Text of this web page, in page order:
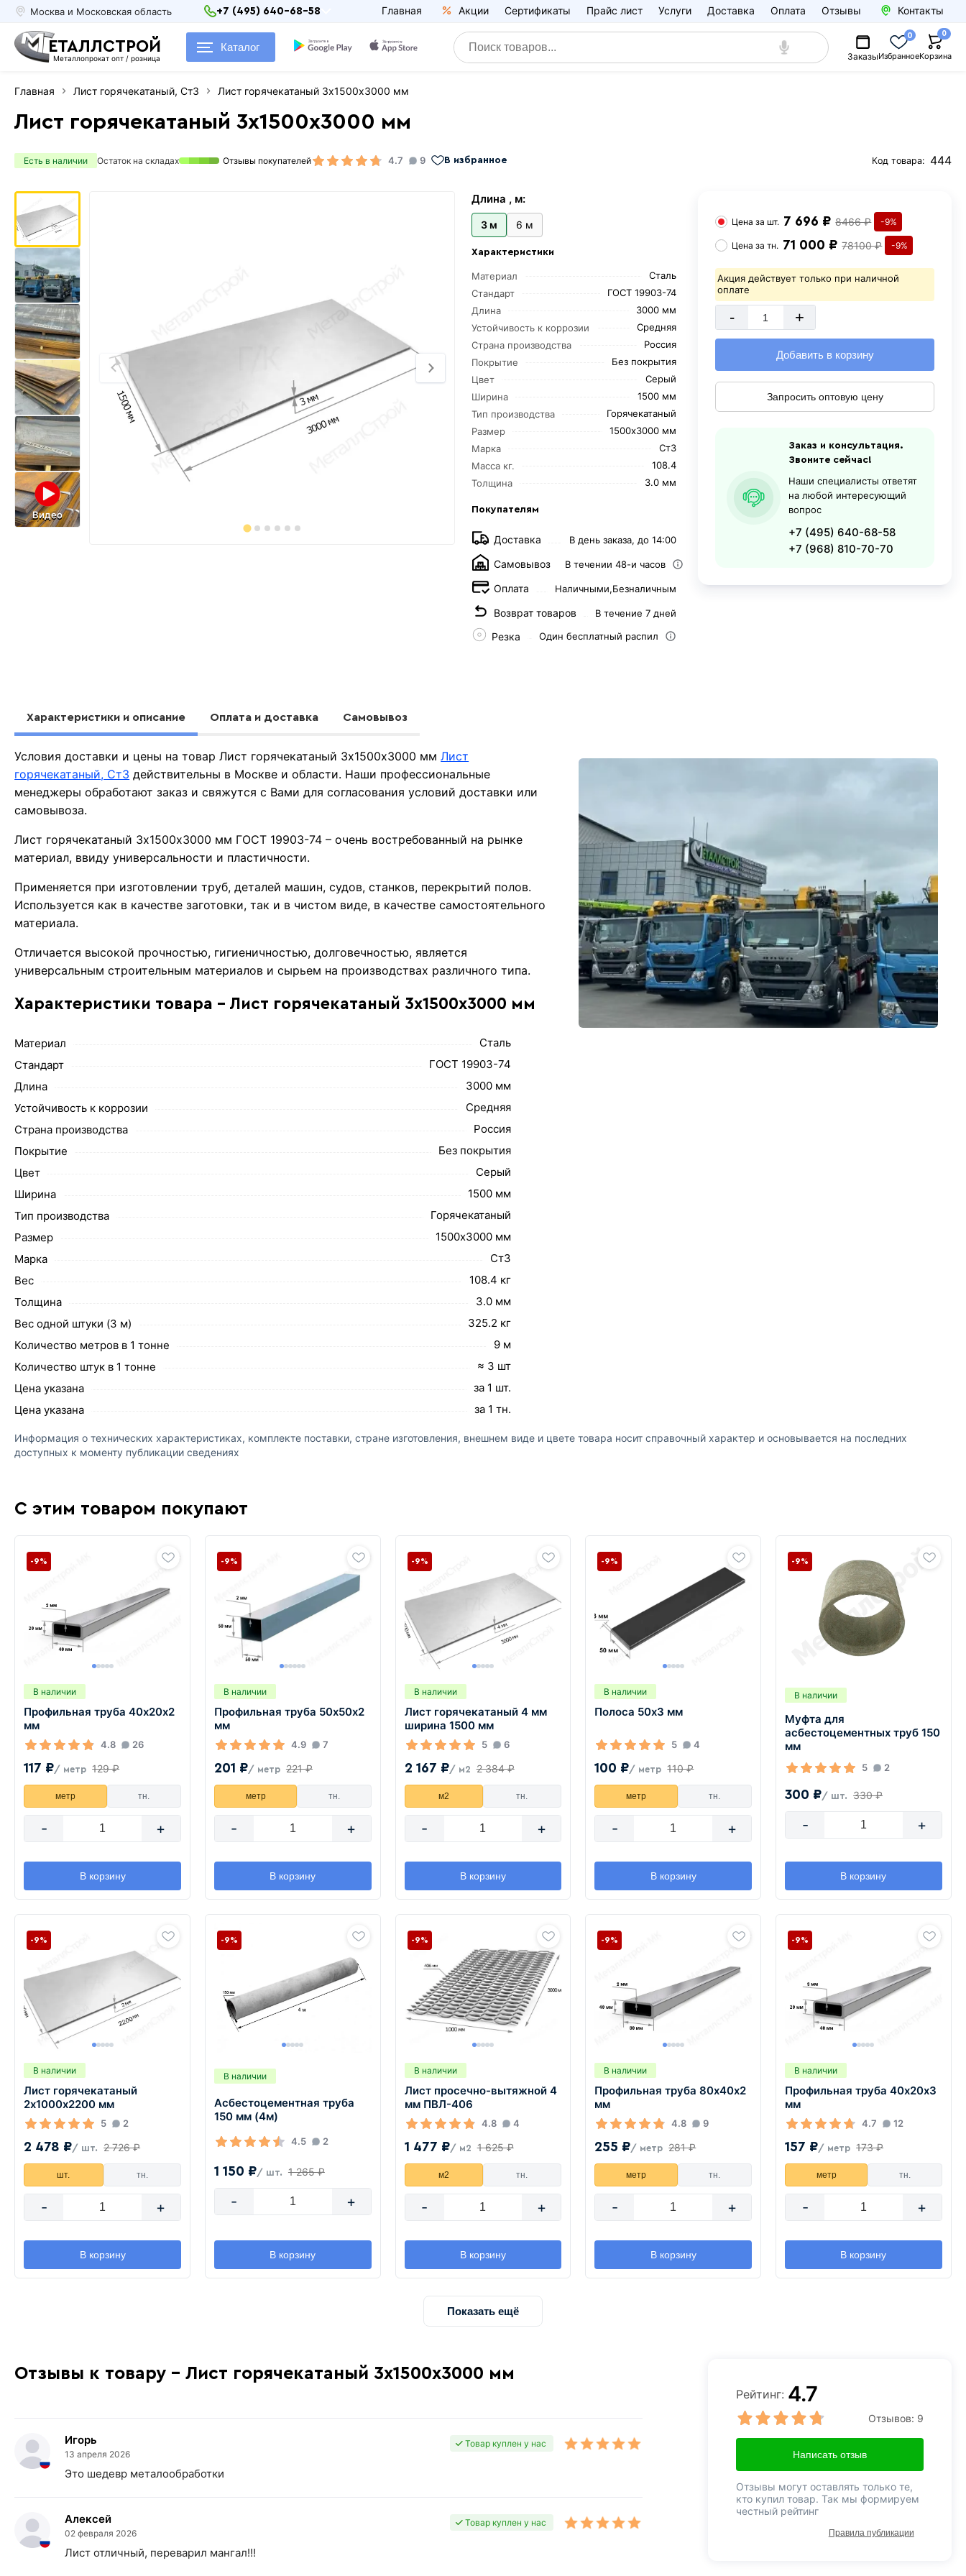
Москва и Московская область +7 (495) 640-68-58 Главная Акции Сертификаты Прайс лист Услуги Доставка Оплата Отзывы Контакты
ЕТАЛЛСТРОЙ
Металлопрокат опт / розница
Каталог
ЗаказыИзбранное
0
Корзина
0
Главная Лист горячекатаный, Ст3 Лист горячекатаный 3х1500х3000 мм
Лист горячекатаный 3х1500х3000 мм
Есть в наличии Остаток на складах Отзывы покупателей 4.7 9 В избранное Код товара: 444
Видео
Длина , м:
3 м 6 м
Характеристики
Материал
Сталь
Стандарт
ГОСТ 19903-74
Длина
3000 мм
Устойчивость к коррозии
Средняя
Страна производства
Россия
Покрытие
Без покрытия
Цвет
Серый
Ширина
1500 мм
Тип производства
Горячекатаный
Размер
1500х3000 мм
Марка
Ст3
Масса кг.
108.4
Толщина
3.0 мм
Покупателям
Доставка В день заказа, до 14:00
Самовывоз В течении 48-и часов
Оплата Наличными,Безналичным
Возврат товаров В течение 7 дней
Резка Один бесплатный распил
Цена за шт. 7 696 ₽ 8466 ₽ -9%
Цена затн. 71 000 ₽ 78100 ₽ -9%
Акция действует только при наличной
оплате
- +
Добавить в корзину
Запросить оптовую цену
Заказ и консультация.
Звоните сейчас!
Наши специалисты ответят
на любой интересующий
вопрос
+7 (495) 640-68-58
+7 (968) 810-70-70
Характеристики и описание Оплата и доставка Самовывоз
Условия доставки и цены на товар Лист горячекатаный 3х1500х3000 ммЛист
горячекатаный, Ст3 действительны в Москве и области. Наши профессиональные
менеджеры обработают заказ и свяжутся с Вами для согласования условий доставки или
самовывоза.
Лист горячекатаный 3х1500х3000 мм ГОСТ 19903-74 – очень востребованный на рынке
материал, ввиду универсальности и пластичности.
Применяется при изготовлении труб, деталей машин, судов, станков, перекрытий полов.
Используется как в качестве заготовки, так и в чистом виде, в качестве самостоятельного
материала.
Отличается высокой прочностью, гигиеничностью, долговечностью, является
универсальным строительным материалов и сырьем на производствах различного типа.
Характеристики товара - Лист горячекатаный 3х1500х3000 мм
Материал
Сталь
Стандарт
ГОСТ 19903-74
Длина
3000 мм
Устойчивость к коррозии
Средняя
Страна производства
Россия
Покрытие
Без покрытия
Цвет
Серый
Ширина
1500 мм
Тип производства
Горячекатаный
Размер
1500х3000 мм
Марка
Ст3
Вес
108.4 кг
Толщина
3.0 мм
Вес одной штуки (3 м)
325.2 кг
Количество метров в 1 тонне
9 м
Количество штук в 1 тонне
≈ 3 шт
Цена указана
за 1 шт.
Цена указана
за 1 тн.
Информация о технических характеристиках, комплекте поставки, стране изготовления, внешнем виде и цвете товара носит справочный характер и основывается на последних
доступных к моменту публикации сведениях
С этим товаром покупают
В наличии
Профильная труба 40х20х2
мм
4.8 26
117 ₽/ метр 129 ₽
-9%
метр тн.
- +
В корзину
В наличии
Профильная труба 50х50х2
мм
4.9 7
201 ₽/ метр 221 ₽
-9%
метр тн.
- +
В корзину
В наличии
Лист горячекатаный 4 мм
ширина 1500 мм
5 6
2 167 ₽/ м2 2 384 ₽
-9%
м2 тн.
- +
В корзину
В наличии
Полоса 50х3 мм
5 4
100 ₽/ метр 110 ₽
-9%
метр тн.
- +
В корзину
В наличии
Муфта для
асбестоцементных труб 150
мм
5 2
300 ₽/ шт. 330 ₽
-9%
- +
В корзину
В наличии
Лист горячекатаный
2х1000х2200 мм
5 2
2 478 ₽/ шт. 2 726 ₽
-9%
шт. тн.
- +
В корзину
В наличии
Асбестоцементная труба
150 мм (4м)
4.5 2
1 150 ₽/ шт. 1 265 ₽
-9%
- +
В корзину
В наличии
Лист просечно-вытяжной 4
мм ПВЛ-406
4.8 4
1 477 ₽/ м2 1 625 ₽
-9%
м2 тн.
- +
В корзину
В наличии
Профильная труба 80х40х2
мм
4.8 9
255 ₽/ метр 281 ₽
-9%
метр тн.
- +
В корзину
В наличии
Профильная труба 40х20х3
мм
4.7 12
157 ₽/ метр 173 ₽
-9%
метр тн.
- +
В корзину
Показать ещё
Отзывы к товару - Лист горячекатаный 3х1500х3000 мм
Игорь
13 апреля 2026
Товар куплен у нас
Это шедевр металообработки
Алексей
02 февраля 2026
Товар куплен у нас
Лист отличный, переварил мангал!!!
Рейтинг: 4.7
Отзывов: 9
Написать отзыв
Отзывы могут оставлять только те,
кто купил товар. Так мы формируем
честный рейтинг
Правила публикации